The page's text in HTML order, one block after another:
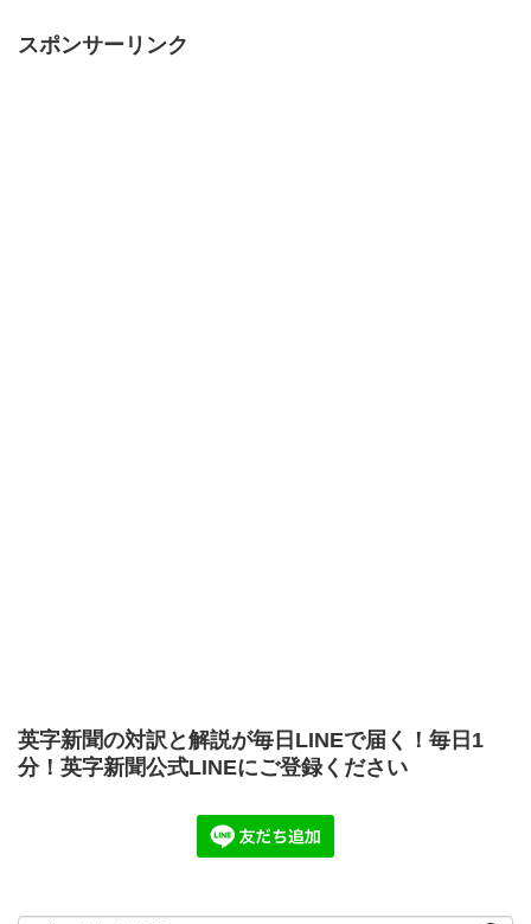
スポンサーリンク
英字新聞の対訳と解説が毎日LINEで届く！毎日1
分！英字新聞公式LINEにご登録ください